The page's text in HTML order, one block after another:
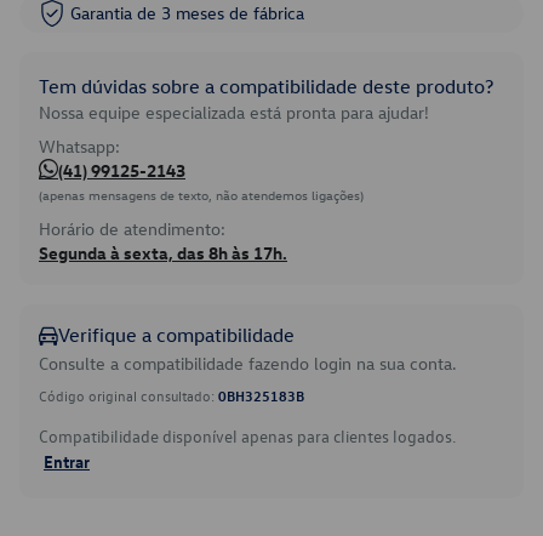
Garantia de 3 meses de fábrica
Tem dúvidas sobre a compatibilidade deste produto?
Nossa equipe especializada está pronta para ajudar!
Whatsapp:
(41) 99125-2143
(apenas mensagens de texto, não atendemos ligações)
Horário de atendimento:
Segunda à sexta, das 8h às 17h.
Verifique a compatibilidade
Consulte a compatibilidade fazendo login na sua conta.
Código original consultado: 0BH325183B
Compatibilidade disponível apenas para clientes logados.
Entrar